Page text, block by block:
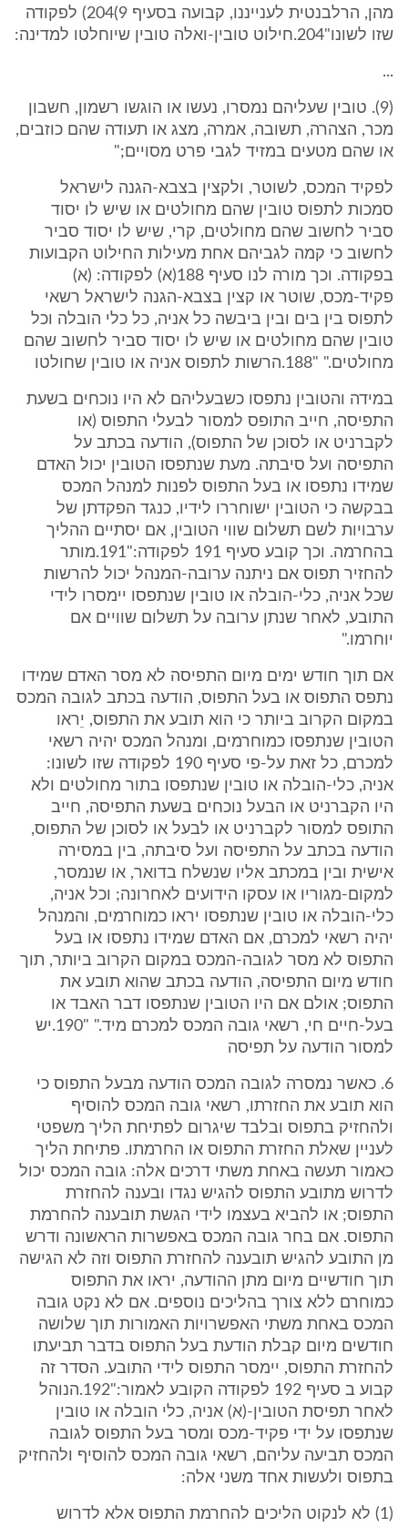
מהן, הרלבנטית לענייננו, קבועה בסעיף ‎204(9) לפקודה
שזו לשונו"‎204.חילוט טובין-ואלה טובין שיוחלטו למדינה:
...
(‎9). טובין שעליהם נמסרו, נעשו או הוגשו רשמון, חשבון
מכר, הצהרה, תשובה, אמרה, מצג או תעודה שהם כוזבים,
או שהם מטעים במזיד לגבי פרט מסויים;"
לפקיד המכס, לשוטר, ולקצין בצבא-הגנה לישראל
סמכות לתפוס טובין שהם מחולטים או שיש לו יסוד
סביר לחשוב שהם מחולטים, קרי, שיש לו יסוד סביר
לחשוב כי קמה לגביהם אחת מעילות החילוט הקבועות
בפקודה. וכך מורה לנו סעיף ‎188(א) לפקודה: (א)
פקיד-מכס, שוטר או קצין בצבא-הגנה לישראל רשאי
לתפוס בין בים ובין ביבשה כל אניה, כל כלי הובלה וכל
טובין שהם מחולטים או שיש לו יסוד סביר לחשוב שהם
מחולטים." "‎188.הרשות לתפוס אניה או טובין שחולטו
במידה והטובין נתפסו כשבעליהם לא היו נוכחים בשעת
התפיסה, חייב התופס למסור לבעלי התפוס (או
לקברניט או לסוכן של התפוס), הודעה בכתב על
התפיסה ועל סיבתה. מעת שנתפסו הטובין יכול האדם
שמידו נתפסו או בעל התפוס לפנות למנהל המכס
בבקשה כי הטובין ישוחררו לידיו, כנגד הפקדתן של
ערבויות לשם תשלום שווי הטובין, אם יסתיים ההליך
בהחרמה. וכך קובע סעיף ‎191 לפקודה:"‎191.מותר
להחזיר תפוס אם ניתנה ערובה-המנהל יכול להרשות
שכל אניה, כלי-הובלה או טובין שנתפסו יימסרו לידי
התובע, לאחר שנתן ערובה על תשלום שוויים אם
יוחרמו."
אם תוך חודש ימים מיום התפיסה לא מסר האדם שמידו
נתפס התפוס או בעל התפוס, הודעה בכתב לגובה המכס
במקום הקרוב ביותר כי הוא תובע את התפוס, יֵראו
הטובין שנתפסו כמוחרמים, ומנהל המכס יהיה רשאי
למכרם, כל זאת על-פי סעיף ‎190 לפקודה שזו לשונו:
אניה, כלי-הובלה או טובין שנתפסו בתור מחולטים ולא
היו הקברניט או הבעל נוכחים בשעת התפיסה, חייב
התופס למסור לקברניט או לבעל או לסוכן של התפוס,
הודעה בכתב על התפיסה ועל סיבתה, בין במסירה
אישית ובין במכתב אליו שנשלח בדואר, או שנמסר,
למקום-מגוריו או עסקו הידועים לאחרונה; וכל אניה,
כלי-הובלה או טובין שנתפסו יראו כמוחרמים, והמנהל
יהיה רשאי למכרם, אם האדם שמידו נתפסו או בעל
התפוס לא מסר לגובה-המכס במקום הקרוב ביותר, תוך
חודש מיום התפיסה, הודעה בכתב שהוא תובע את
התפוס; אולם אם היו הטובין שנתפסו דבר האבד או
בעל-חיים חי, רשאי גובה המכס למכרם מיד." "‎190.יש
למסור הודעה על תפיסה
‎6. כאשר נמסרה לגובה המכס הודעה מבעל התפוס כי
הוא תובע את החזרתו, רשאי גובה המכס להוסיף
ולהחזיק בתפוס ובלבד שיגרום לפתיחת הליך משפטי
לעניין שאלת החזרת התפוס או החרמתו. פתיחת הליך
כאמור תעשה באחת משתי דרכים אלה: גובה המכס יכול
לדרוש מתובע התפוס להגיש נגדו ובענה להחזרת
התפוס; או להביא בעצמו לידי הגשת תובענה להחרמת
התפוס. אם בחר גובה המכס באפשרות הראשונה ודרש
מן התובע להגיש תובענה להחזרת התפוס וזה לא הגישה
תוך חודשיים מיום מתן ההודעה, יראו את התפוס
כמוחרם ללא צורך בהליכים נוספים. אם לא נקט גובה
המכס באחת משתי האפשרויות האמורות תוך שלושה
חודשים מיום קבלת הודעת בעל התפוס בדבר תביעתו
להחזרת התפוס, יימסר התפוס לידי התובע. הסדר זה
קבוע ב סעיף ‎192 לפקודה הקובע לאמור:"‎192.הנוהל
לאחר תפיסת הטובין-(א) אניה, כלי הובלה או טובין
שנתפסו על ידי פקיד-מכס ומסר בעל התפוס לגובה
המכס תביעה עליהם, רשאי גובה המכס להוסיף ולהחזיק
בתפוס ולעשות אחד משני אלה:
(‎1) לא לנקוט הליכים להחרמת התפוס אלא לדרוש